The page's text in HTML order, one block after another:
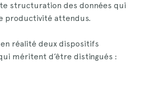
structuration des données qui
productivité attendus.
réalité deux dispositifs
méritent d’être distingués :